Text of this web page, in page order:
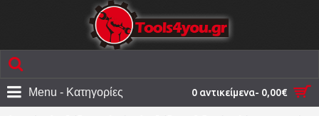
0 αντικείμενα- 0,00€
Menu - Κατηγορίες